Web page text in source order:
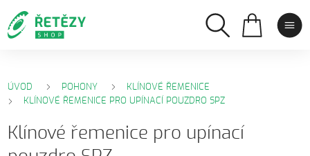
ÚVOD POHONY
KLÍNOVÉ ŘEMENICE
KLÍNOVÉ ŘEMENICE PRO UPÍNACÍ POUZDRO SPZ
Klínové řemenice pro upínací